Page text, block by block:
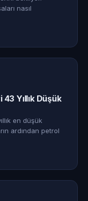
nasıl
Yıllık Düşük
en düşük
ardından petrol